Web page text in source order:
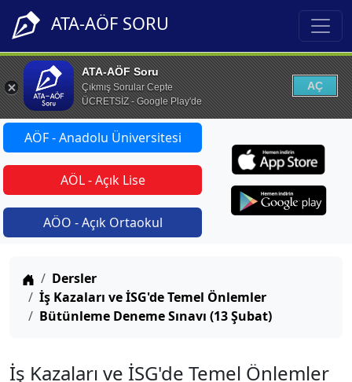
ATA-AÖF SORU
ATA-AÖF Soru
Çıkmış Sorular Cepte
ÜCRETSİZ - Google Play'de
AÇ
AÖF - Anadolu Üniversitesi
AÖL - Açık Lise
AÖO - Açık Ortaokul
Anasayfa
Dersler
İş Kazaları ve İSG'de Temel Önlemler
Bütünleme Deneme Sınavı (13 Şubat)
İş Kazaları ve İSG'de Temel Önlemler